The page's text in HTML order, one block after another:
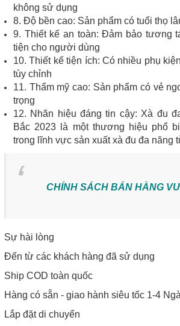
không sử dụng
8. Độ bền cao: Sản phẩm có tuổi thọ
9. Thiết kế an toàn: Đảm bảo tương
tiện cho người dùng
10. Thiết kế tiện ích: Có nhiều phụ
tùy chỉnh
11. Thẩm mỹ cao: Sản phẩm có vẻ
trọng
12. Nhãn hiệu đáng tin cậy: Xà đu
Bắc 2023 là một thương hiệu phổ
trong lĩnh vực sản xuất xà đu đa năng
CHÍNH SÁCH BÁN HÀNG
Sự hài lòng
Đến từ các khách hàng đã sử dụng
Ship COD toàn quốc
Hàng có sẵn - giao hành siêu tốc 1-4
Lắp đặt di chuyển